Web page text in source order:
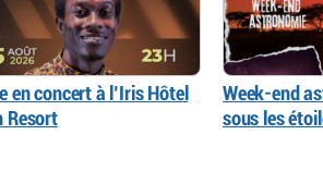
en concert à l’Iris Hôtel
Resort
Week-end
sous les